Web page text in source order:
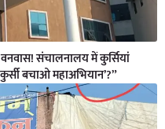
वनवास! संचालनालय में कुर्सियां
बचाओ महाअभियान’?”